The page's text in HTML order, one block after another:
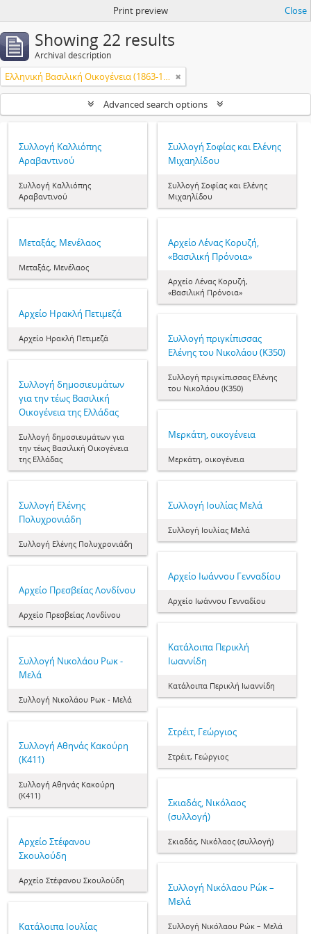
Print preview Close
Showing 22 results
Archival description
Ελληνική Βασιλική Οικογένεια (1863-1974)
Advanced search options
Συλλογή Καλλιόπης
Αραβαντινού
Συλλογή Καλλιόπης
Αραβαντινού
Συλλογή Σοφίας και Ελένης
Μιχαηλίδου
Συλλογή Σοφίας και Ελένης
Μιχαηλίδου
Μεταξάς, Μενέλαος
Μεταξάς, Μενέλαος
Αρχείο Λένας Κορυζή,
«Βασιλική Πρόνοια»
Αρχείο Λένας Κορυζή,
«Βασιλική Πρόνοια»
Αρχείο Ηρακλή Πετιμεζά
Αρχείο Ηρακλή Πετιμεζά
Συλλογή πριγκίπισσας
Ελένης του Νικολάου (Κ350)
Συλλογή πριγκίπισσας Ελένης
του Νικολάου (Κ350)
Συλλογή δημοσιευμάτων
για την τέως Βασιλική
Οικογένεια της Ελλάδας
Συλλογή δημοσιευμάτων για
την τέως Βασιλική Οικογένεια
της Ελλάδας
Μερκάτη, οικογένεια
Μερκάτη, οικογένεια
Συλλογή Ελένης
Πολυχρονιάδη
Συλλογή Ελένης Πολυχρονιάδη
Συλλογή Ιουλίας Μελά
Συλλογή Ιουλίας Μελά
Aρχείο Ιωάννου Γενναδίου
Aρχείο Ιωάννου Γενναδίου
Αρχείο Πρεσβείας Λονδίνου
Αρχείο Πρεσβείας Λονδίνου
Κατάλοιπα Περικλή
Ιωαννίδη
Κατάλοιπα Περικλή Ιωαννίδη
Συλλογή Νικολάου Ρωκ -
Μελά
Συλλογή Νικολάου Ρωκ - Μελά
Στρέιτ, Γεώργιος
Στρέιτ, Γεώργιος
Συλλογή Αθηνάς Κακούρη
(Κ411)
Συλλογή Αθηνάς Κακούρη
(Κ411)
Σκιαδάς, Νικόλαος
(συλλογή)
Σκιαδάς, Νικόλαος (συλλογή)
Αρχείο Στέφανου
Σκουλούδη
Αρχείο Στέφανου Σκουλούδη
Συλλογή Νικόλαου Ρώκ –
Μελά
Συλλογή Νικόλαου Ρώκ – Μελά
Κατάλοιπα Ιουλίας